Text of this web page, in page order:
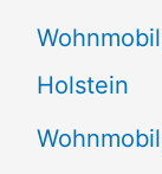
Holstein